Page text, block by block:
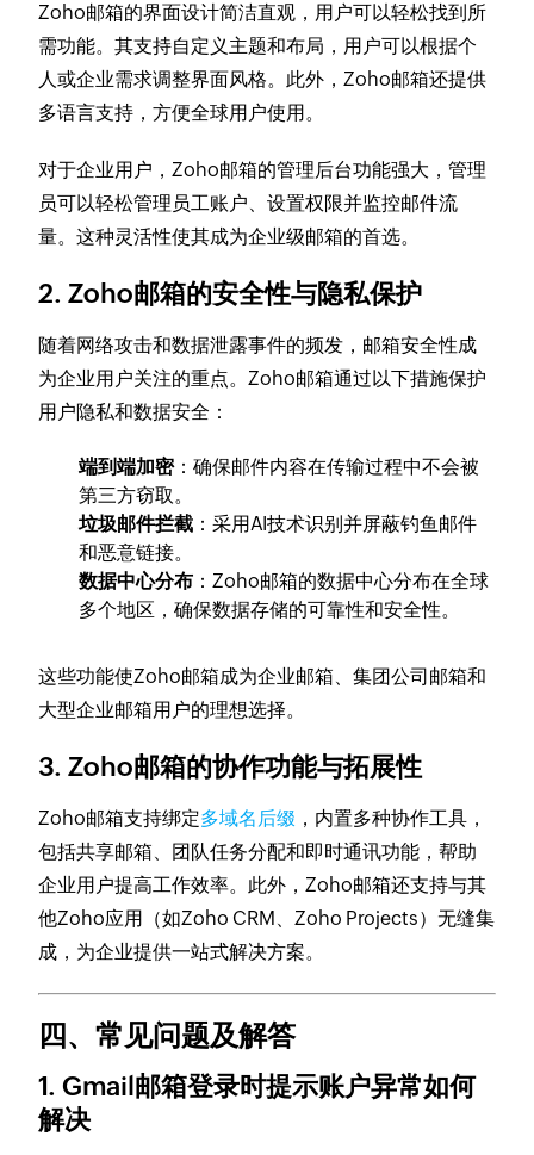
Zoho邮箱的界面设计简洁直观，用户可以轻松找到所
需功能。其支持自定义主题和布局，用户可以根据个
人或企业需求调整界面风格。此外，Zoho邮箱还提供
多语言支持，方便全球用户使用。
对于企业用户，Zoho邮箱的管理后台功能强大，管理
员可以轻松管理员工账户、设置权限并监控邮件流
量。这种灵活性使其成为企业级邮箱的首选。
2. Zoho邮箱的安全性与隐私保护
随着网络攻击和数据泄露事件的频发，邮箱安全性成
为企业用户关注的重点。Zoho邮箱通过以下措施保护
用户隐私和数据安全：
端到端加密：确保邮件内容在传输过程中不会被
第三方窃取。
垃圾邮件拦截 ：采用AI技术识别并屏蔽钓鱼邮件
和恶意链接。
数据中心分布 ：Zoho邮箱的数据中心分布在全球
多个地区，确保数据存储的可靠性和安全性。
这些功能使Zoho邮箱成为企业邮箱、集团公司邮箱和
大型企业邮箱用户的理想选择。
3. Zoho邮箱的协作功能与拓展性
Zoho邮箱支持绑定多域名后缀 ，内置多种协作工具，
包括共享邮箱、团队任务分配和即时通讯功能，帮助
企业用户提高工作效率。此外，Zoho邮箱还支持与其
他Zoho应用（如Zoho CRM、Zoho Projects）无缝集
成，为企业提供一站式解决方案。
四、常见问题及解答
1. Gmail邮箱登录时提示账户异常如何
解决